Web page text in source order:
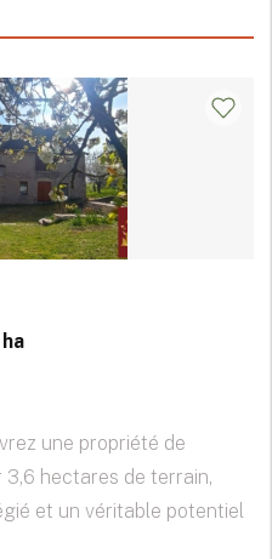
une propriété de
hectares de terrain,
et un véritable potentiel